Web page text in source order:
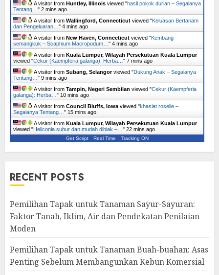
A visitor from Huntley, Illinois viewed "hasil pokok durian – Segalanya
Tentang… " 2 mins ago
A visitor from Wallingford, Connecticut viewed "Keluasan Bertanam
dan Pengeluaran… " 4 mins ago
A visitor from New Haven, Connecticut viewed "Kembang
semangkuk – Scaphium Macropodum… " 4 mins ago
A visitor from Kuala Lumpur, Wilayah Persekutuan Kuala Lumpur
viewed "Cekur (Kaempferia galanga): Herba… " 7 mins ago
A visitor from Subang, Selangorviewed "Dukung Anak – Segalanya
Tentang… " 9 mins ago
A visitor from Tampin, Negeri Sembilan viewed "Cekur (Kaempferia
galanga): Herba… " 10 mins ago
A visitor from Council Bluffs, Iowa viewed "khasiat roselle –
Segalanya Tentang… " 15 mins ago
A visitor from Kuala Lumpur, Wilayah Persekutuan Kuala Lumpur
viewed "Heliconia subur dan mudah dibiak –… " 22 mins ago
Get Script Real Time Tracking ON
RECENT POSTS
Pemilihan Tapak untuk Tanaman Sayur-Sayuran:
Faktor Tanah, Iklim, Air dan Pendekatan Penilaian
Moden
Pemilihan Tapak untuk Tanaman Buah-buahan: Asas
Penting Sebelum Membangunkan Kebun Komersial